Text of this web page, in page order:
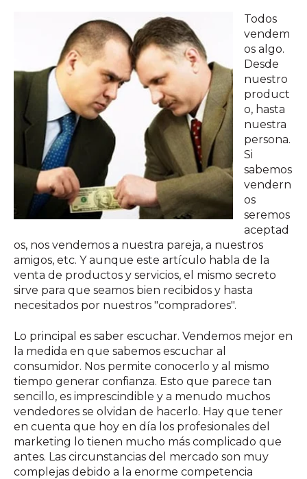
Todos
vendem
os algo.
Desde
nuestro
product
o, hasta
nuestra
persona.
Si
sabemos
vendern
os
seremos
aceptad
os, nos vendemos a nuestra pareja, a nuestros
amigos, etc. Y aunque este artículo habla de la
venta de productos y servicios, el mismo secreto
sirve para que seamos bien recibidos y hasta
necesitados por nuestros "compradores".
Lo principal es saber escuchar. Vendemos mejor en
la medida en que sabemos escuchar al
consumidor. Nos permite conocerlo y al mismo
tiempo generar confianza. Esto que parece tan
sencillo, es imprescindible y a menudo muchos
vendedores se olvidan de hacerlo. Hay que tener
en cuenta que hoy en día los profesionales del
marketing lo tienen mucho más complicado que
antes. Las circunstancias del mercado son muy
complejas debido a la enorme competencia